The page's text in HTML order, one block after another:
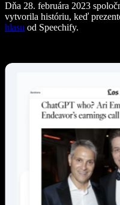
Dňa 28. februára 2023
vytvorila históriu, keď
hlasu od Speechify.